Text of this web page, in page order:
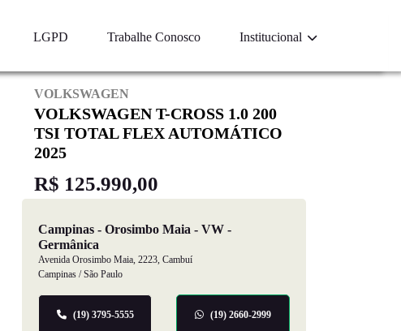
LGPD Trabalhe Conosco Institucional
VOLKSWAGEN
VOLKSWAGEN T-CROSS 1.0 200
TSI TOTAL FLEX AUTOMÁTICO
2025
R$ 125.990,00
Campinas - Orosimbo Maia - VW -
Germânica
Avenida Orosimbo Maia, 2223, Cambuí
Campinas / São Paulo
(19) 3795-5555 (19) 2660-2999